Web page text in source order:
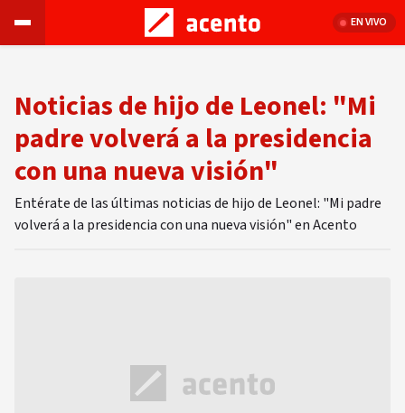
EN VIVO
Noticias de hijo de Leonel: "Mi
padre volverá a la presidencia
con una nueva visión"
Entérate de las últimas noticias de hijo de Leonel: "Mi padre
volverá a la presidencia con una nueva visión" en Acento